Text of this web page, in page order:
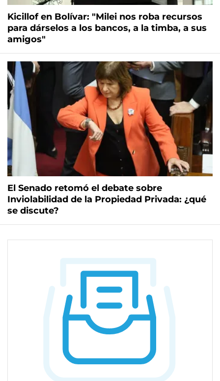
Kicillof en Bolívar: "Milei nos roba recursos
para dárselos a los bancos, a la timba, a sus
amigos"
El Senado retomó el debate sobre
Inviolabilidad de la Propiedad Privada: ¿qué
se discute?